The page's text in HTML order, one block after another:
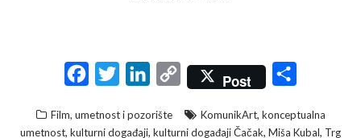
c
i
n
C
p
Post
a
Film, umetnost i pozorište KomunikArt, konceptualna
umetnost, kulturni događaji, kulturni događaji Čačak, Miša Kubal, Trg